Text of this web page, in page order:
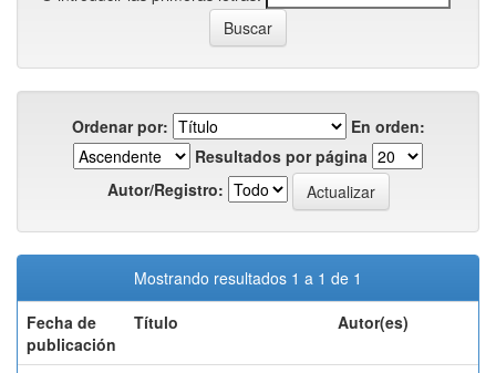
Ordenar por:
En orden:
Resultados por página
Autor/Registro:
Mostrando resultados 1 a 1 de 1
Fecha de
publicación
Título Autor(es)